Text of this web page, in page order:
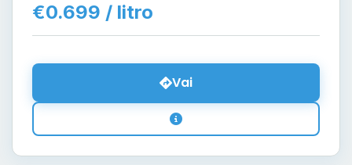
€0.699 / litro
Vai